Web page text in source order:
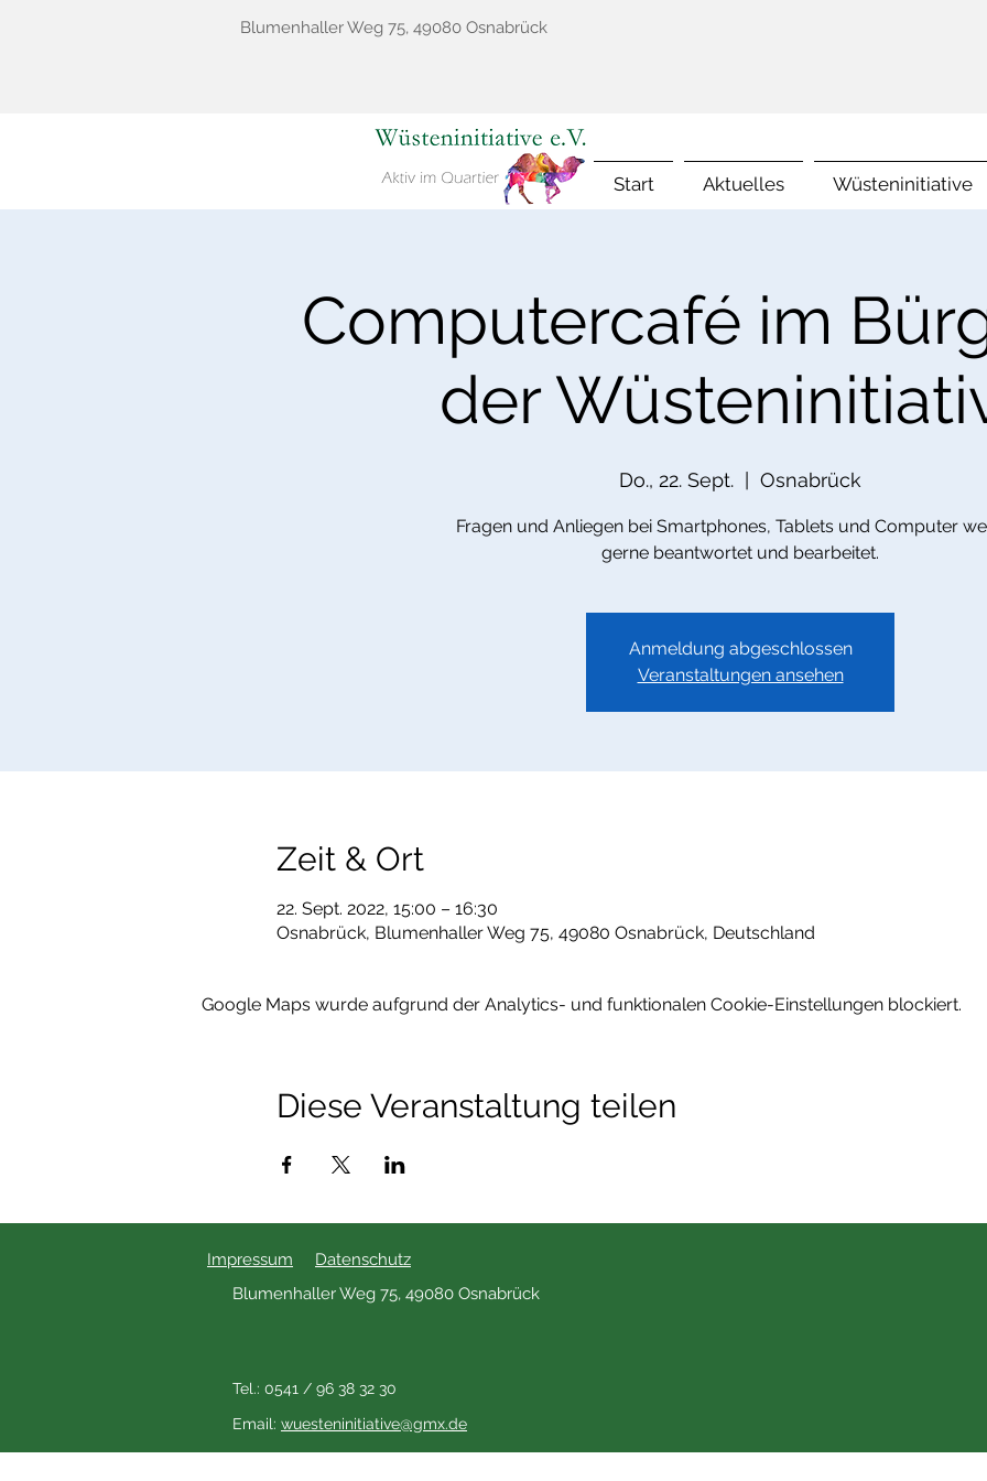
Blumenhaller Weg 75, 49080 Osnabrück
Start Aktuelles Wüsteninitiative
Computercafé im
der
Do., 22. Sept. Osnabrück
Fragen und Anliegen bei Smartphones, Tablets und Computer
gerne beantwortet und bearbeitet.
Anmeldung abgeschlossen
Veranstaltungen ansehen
Zeit & Ort
22. Sept. 2022, 15:00 – 16:30
Osnabrück, Blumenhaller Weg 75, 49080 Osnabrück, Deutschland
Google Maps wurde aufgrund der Analytics- und funktionalen Cookie-Einstellungen blockiert.
Diese Veranstaltung teilen
Impressum
Datenschutz
Blumenhaller Weg 75, 49080 Osnabrück
Tel.: 0541 / 96 38 32 30
Email: wuesteninitiative@gmx.de